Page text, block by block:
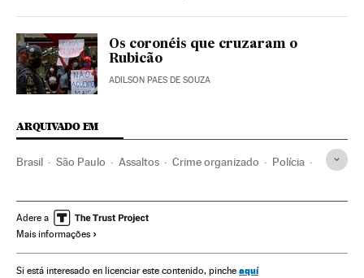
Os coronéis que cruzaram o
Rubicão
ADILSON PAES DE SOUZA
ARQUIVADO EM
Brasil São Paulo Assaltos Crime organizado Polícia
Adere a
Mais informações
Si está interesado en licenciar este contenido, pinche aquí